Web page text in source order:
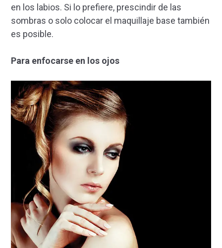
en los labios. Si lo prefiere, prescindir de las
sombras o solo colocar el maquillaje base también
es posible.
Para enfocarse en los ojos